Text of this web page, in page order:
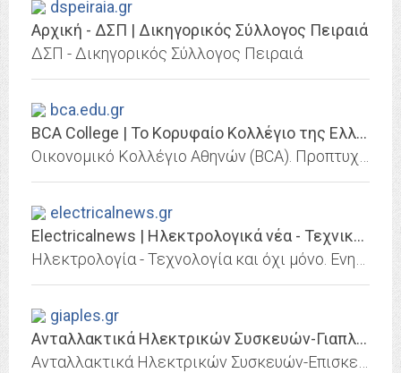
dspeiraia.gr
Αρχική - ΔΣΠ | Δικηγορικός Σύλλογος Πειραιά
ΔΣΠ - Δικηγορικός Σύλλογος Πειραιά
bca.edu.gr
BCA College | Το Κορυφαίο Κολλέγιο της Ελλάδας με Μισό Αιώνα Εμπειρίας! | BCA...
electricalnews.gr
Electricalnews | Ηλεκτρολογικά νέα - Τεχνικά Άρθρα
giaples.gr
Ανταλλακτικά Ηλεκτρικών Συσκευών-Γιαπλές